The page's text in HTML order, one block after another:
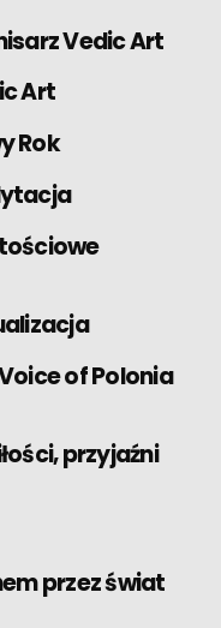
Vedic Art
Art
Rok
of Polonia
przyjaźni
przez świat